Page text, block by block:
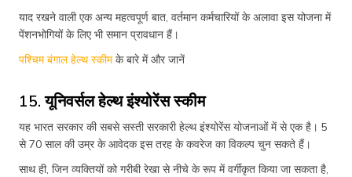
याद रखने वाली एक अन्य महत्वपूर्ण बात, वर्तमान कर्मचारियों के अलावा इस योजना में
पेंशनभोगियों के लिए भी समान प्रावधान हैं।
पश्चिम बंगाल हेल्थ स्कीमके बारे में और जानें
15. यूनिवर्सल हेल्थ इंश्योरेंस स्कीम
यह भारत सरकार की सबसे सस्ती सरकारी हेल्थ इंश्योरेंस योजनाओं में से एक है। 5
से 70 साल की उम्र के आवेदक इस तरह के कवरेज का विकल्प चुन सकते हैं।
साथ ही, जिन व्यक्तियों को गरीबी रेखा से नीचे के रूप में वर्गीकृत किया जा सकता है,